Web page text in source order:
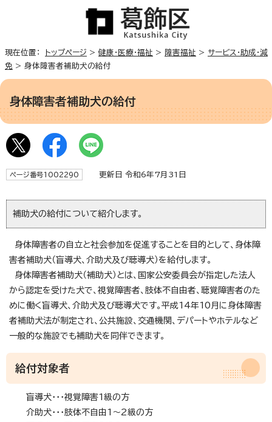
現在位置： トップページ > 健康・医療・福祉 > 障害福祉 > サービス・助成・減
免 > 身体障害者補助犬の給付
身体障害者補助犬の給付
ページ番号1002290 更新日 令和6年7月31日
補助犬の給付について紹介します。
身体障害者の自立と社会参加を促進することを目的として、身体障
害者補助犬（盲導犬、介助犬及び聴導犬）を給付します。
身体障害者補助犬（補助犬）とは、国家公安委員会が指定した法人
から認定を受けた犬で、視覚障害者、肢体不自由者、聴覚障害者のた
めに働く盲導犬、介助犬及び聴導犬です。平成14年10月に身体障害
者補助犬法が制定され、公共施設、交通機関、デパートやホテルなど
一般的な施設でも補助犬を同伴できます。
給付対象者
盲導犬・・・視覚障害1級の方
介助犬・・・肢体不自由1～2級の方